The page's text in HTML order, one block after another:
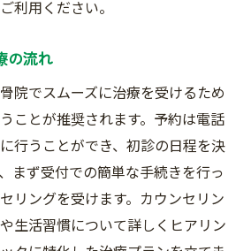
利用ください。
の流れ
院でスムーズに治療を受けるため
ことが推奨されます。予約は電話
行うことができ、初診の日程を決
まず受付での簡単な手続きを行っ
リングを受けます。カウンセリン
生活習慣について詳しくヒアリン